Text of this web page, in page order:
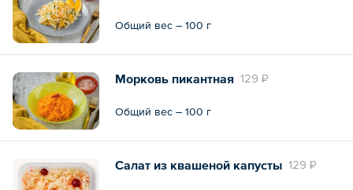
Общий вес – 100 г
129 ₽
Морковь пикантная
Общий вес – 100 г
129 ₽
Салат из квашеной капусты